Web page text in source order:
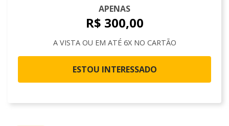
APENAS
R$ 300,00
A VISTA OU EM ATÉ 6X NO CARTÃO
ESTOU INTERESSADO